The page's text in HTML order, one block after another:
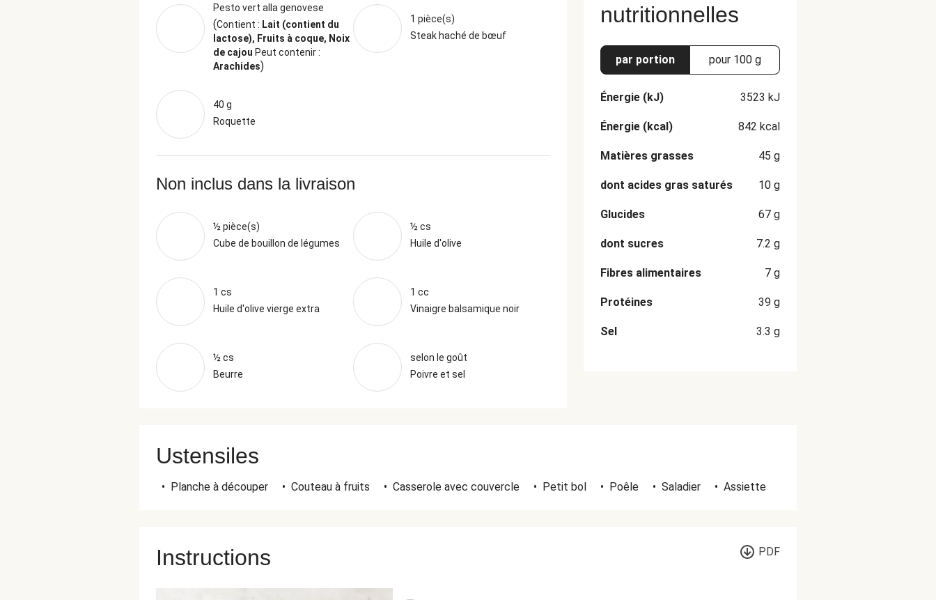
Pesto vert alla genovese
(Contient : Lait (contient du
lactose), Fruits à coque, Noix
de cajou Peut contenir :
Arachides)
1 pièce(s)
Steak haché de bœuf
40 g
Roquette
Non inclus dans la livraison
½ pièce(s)
Cube de bouillon de légumes
½ cs
Huile d'olive
1 cs
Huile d'olive vierge extra
1 cc
Vinaigre balsamique noir
½ cs
Beurre
selon le goût
Poivre et sel
nutritionnelles
par portion pour 100 g
Énergie (kJ) 3523 kJ
Énergie (kcal) 842 kcal
Matières grasses 45 g
dont acides gras saturés 10 g
Glucides 67 g
dont sucres 7.2 g
Fibres alimentaires 7 g
Protéines 39 g
Sel 3.3 g
Ustensiles
• Planche à découper • Couteau à fruits • Casserole avec couvercle • Petit bol • Poêle • Saladier • Assiette
Instructions PDF